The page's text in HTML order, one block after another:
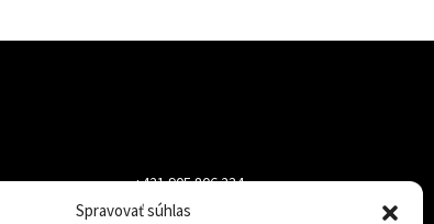
Spravovať súhlas
+421 905 806 234
info@dojazdovekolesa.com